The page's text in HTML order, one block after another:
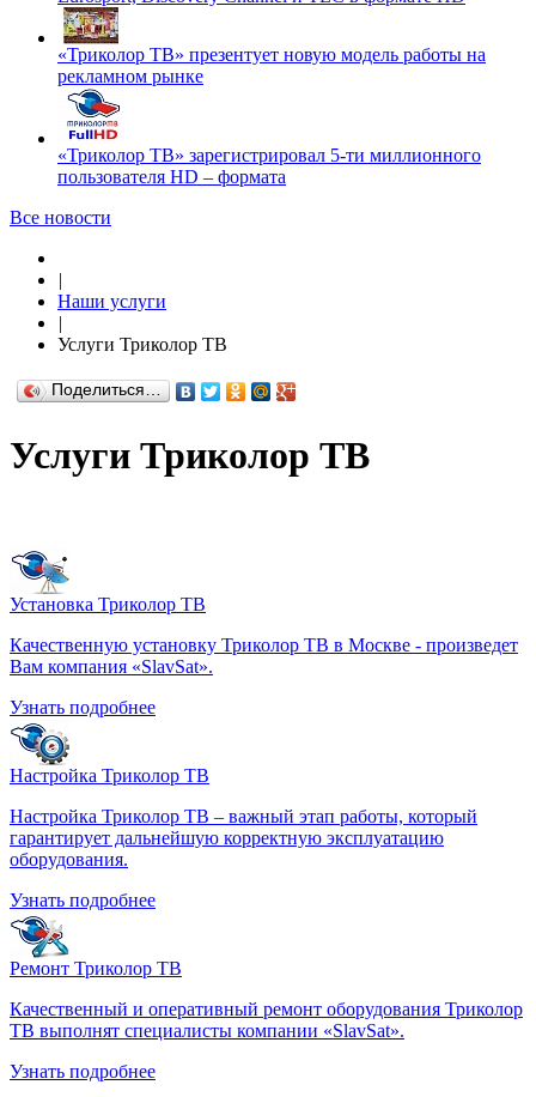
«Триколор ТВ» презентует новую модель работы на
рекламном рынке
«Триколор ТВ» зарегистрировал 5-ти миллионного
пользователя HD – формата
Все новости
|
Наши услуги
|
Услуги Триколор ТВ
Поделиться…
Услуги Триколор ТВ
Установка Триколор ТВ
Качественную установку Триколор ТВ в Москве - произведет
Вам компания «SlavSat».
Узнать подробнее
Настройка Триколор ТВ
Настройка Триколор ТВ – важный этап работы, который
гарантирует дальнейшую корректную эксплуатацию
оборудования.
Узнать подробнее
Ремонт Триколор ТВ
Качественный и оперативный ремонт оборудования Триколор
ТВ выполнят специалисты компании «SlavSat».
Узнать подробнее